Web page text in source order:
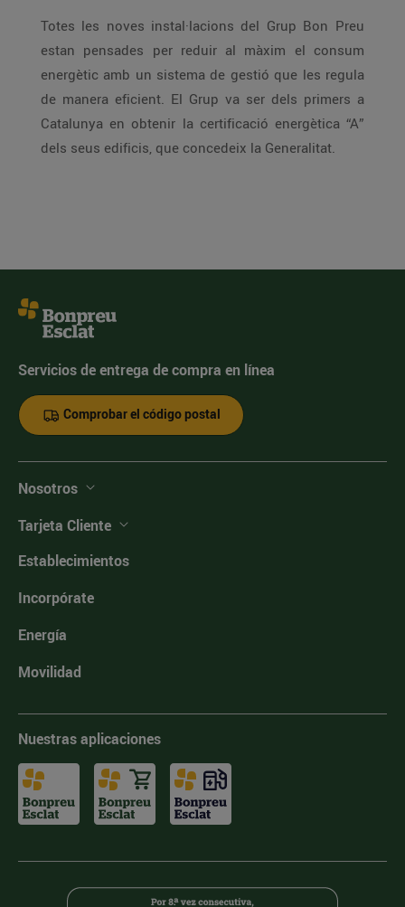
Totes les noves instal·lacions del Grup Bon Preu
estan pensades per reduir al màxim el consum
energètic amb un sistema de gestió que les regula
de manera eficient. El Grup va ser dels primers a
Catalunya en obtenir la certificació energètica “A”
dels seus edificis, que concedeix la Generalitat.
Servicios de entrega de compra en línea
Comprobar el código postal
Nosotros
Tarjeta Cliente
Establecimientos
Incorpórate
Energía
Movilidad
Nuestras aplicaciones